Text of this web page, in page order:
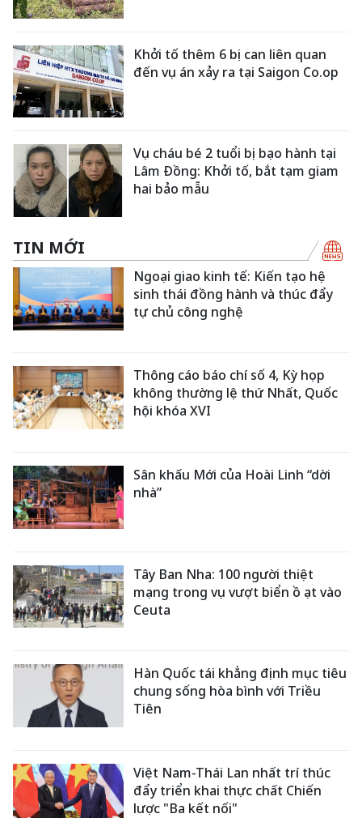
Khởi tố thêm 6 bị can liên quan
đến vụ án xảy ra tại Saigon Co.op
Vụ cháu bé 2 tuổi bị bạo hành tại
Lâm Đồng: Khởi tố, bắt tạm giam
hai bảo mẫu
TIN MỚI
Ngoại giao kinh tế: Kiến tạo hệ
sinh thái đồng hành và thúc đẩy
tự chủ công nghệ
Thông cáo báo chí số 4, Kỳ họp
không thường lệ thứ Nhất, Quốc
hội khóa XVI
Sân khấu Mới của Hoài Linh “dời
nhà”
Tây Ban Nha: 100 người thiệt
mạng trong vụ vượt biển ồ ạt vào
Ceuta
Hàn Quốc tái khẳng định mục tiêu
chung sống hòa bình với Triều
Tiên
Việt Nam-Thái Lan nhất trí thúc
đẩy triển khai thực chất Chiến
lược "Ba kết nối"